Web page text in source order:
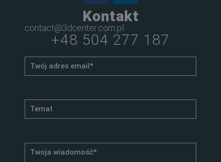
Kontakt
contact@3dcenter.com.pl
+48 504 277 187